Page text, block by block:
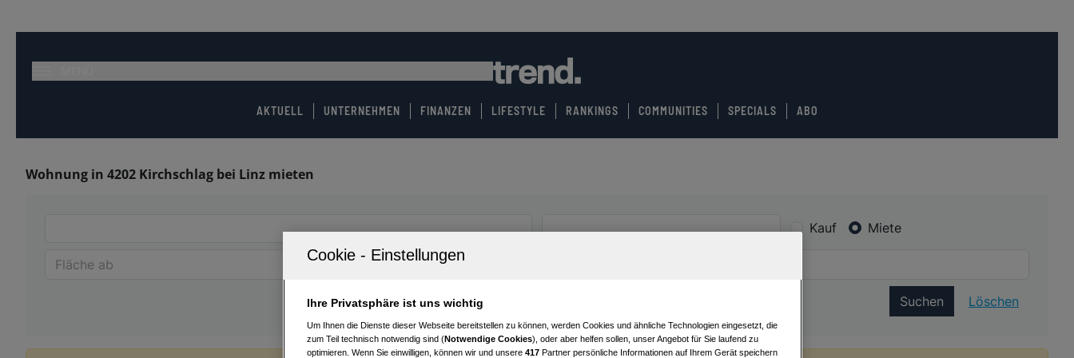
AKTUELL UNTERNEHMEN FINANZEN LIFESTYLE RANKINGS COMMUNITIES SPECIALS ABO
Wohnung in 4202 Kirchschlag bei Linz mieten
Kauf Miete
Suchen Löschen
Ihre Privatsphäre ist uns wichtig
Um Ihnen die Dienste dieser Webseite bereitstellen zu können, werden Cookies und ähnliche Technologien eingesetzt, die
zum Teil technisch notwendig sind (Notwendige Cookies), oder aber helfen sollen, unser Angebot für Sie laufend zu
optimieren. Wenn Sie einwilligen, können wir und unsere 417 Partner persönliche Informationen auf Ihrem Gerät speichern